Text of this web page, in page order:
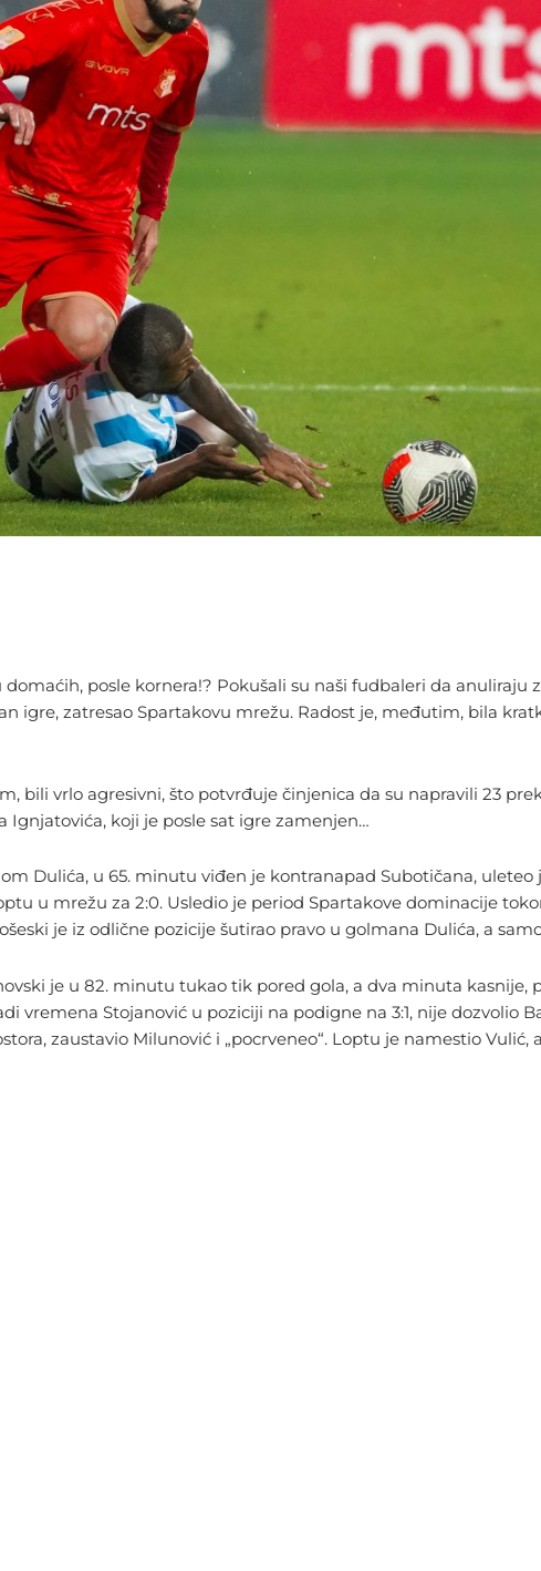
posle kornera!? Pokušali su naši fudbaleri da anuliraju
igre, zatresao Spartakovu mrežu. Radost je, međutim, bila
bili vrlo agresivni, što potvrđuje činjenica da su napravili 23
Ignjatovića, koji je posle sat igre zamenjen…
Dulića, u 65. minutu viđen je kontranapad Subotičana,
u mrežu za 2:0. Usledio je period Spartakove dominacije
je iz odlične pozicije šutirao pravo u golmana Dulića, a
je u 82. minutu tukao tik pored gola, a dva minuta kasnije,
vremena Stojanović u poziciji na podigne na 3:1, nije
zaustavio Milunović i „pocrveneo“. Loptu je namestio